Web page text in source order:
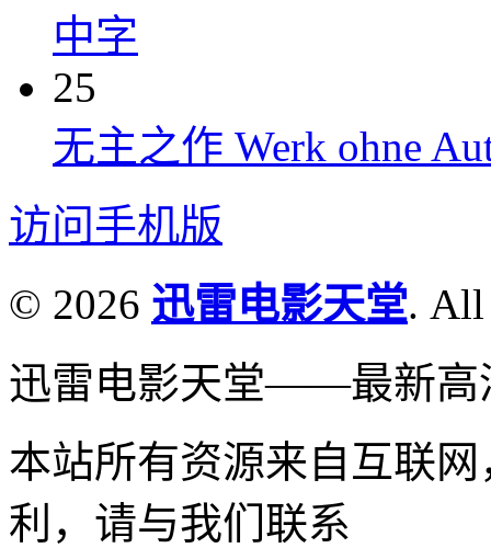
中字
25
无主之作 Werk ohne
访问手机版
© 2026 迅雷电影天堂. All
迅雷电影天堂——最新高
本站所有资源来自互联
利，请与我们联系